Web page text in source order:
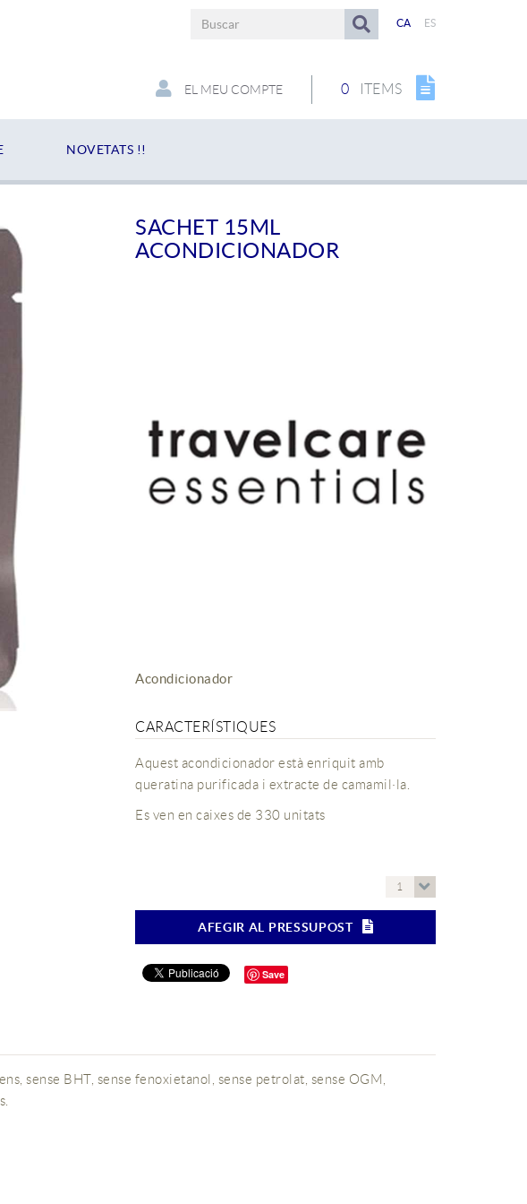
CA ES
0 ITEMS
EL MEU COMPTE
NOVETATS !!
SACHET 15ML
ACONDICIONADOR
Acondicionador
CARACTERÍSTIQUES
Aquest acondicionador està enriquit amb
queratina purificada i extracte de camamil·la.
Es ven en caixes de 330 unitats
1
AFEGIR AL PRESSUPOST
Save
sense BHT, sense fenoxietanol, sense petrolat, sense OGM,